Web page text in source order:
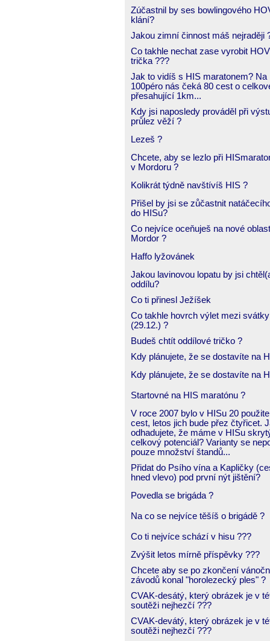
Zúčastnil by ses bowlingového
klání?
Jakou zimní činnost máš nejraději
Co takhle nechat zase vyrobit
trička ???
Jak to vidíš s HIS maratonem? Na
100péro nás čeká 80 cest o
přesahující 1km...
Kdy jsi naposledy prováděl při
průlez věží ?
Lezeš ?
Chcete, aby se lezlo při
v Mordoru ?
Kolikrát týdně navštívíš HIS ?
Přišel by jsi se zůčastnit
do HISu?
Co nejvíce oceňuješ na nové
Mordor ?
Haffo lyžovánek
Jakou lavinovou lopatu by jsi
oddílu?
Co ti přinesl Ježíšek
Co takhle hovrch výlet mezi svátky
(29.12.) ?
Budeš chtít oddílové tričko ?
Kdy plánujete, že se dostavíte na
Kdy plánujete, že se dostavíte na
Startovné na HIS maratónu ?
V roce 2007 bylo v HISu 20
cest, letos jich bude přez čtyřicet.
odhadujete, že máme v HISu
celkový potenciál? Varianty se
pouze množství štandů...
Přidat do Psího vína a Kapličky
hned vlevo) pod první nýt jištění?
Povedla se brigáda ?
Na co se nejvíce těšíš o brigádě ?
Co ti nejvíce schází v hisu ???
Zvýšit letos mírně příspěvky ???
Chcete aby se po zkončení
závodů konal "horolezecký ples" ?
CVAK-desátý, který obrázek je v
soutěži nejhezčí ???
CVAK-devátý, který obrázek je v
soutěži nejhezčí ???